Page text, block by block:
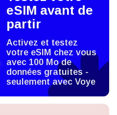
eSIM avant de
partir
Activez et testez
votre eSIM chez vous
avec 100 Mo de
données gratuites -
seulement avec Voye